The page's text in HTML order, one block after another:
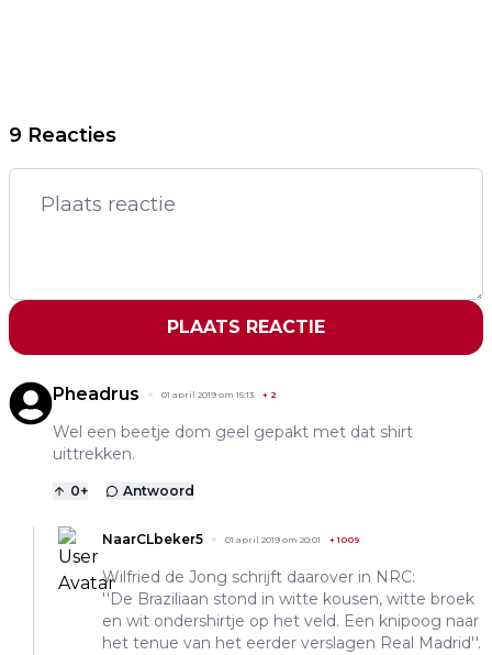
9 Reacties
PLAATS REACTIE
Pheadrus 01 april 2019 om 15:13 + 2
Wel een beetje dom geel gepakt met dat shirt
uittrekken.
0+ Antwoord
NaarCLbeker5 01 april 2019 om 20:01 +1009
Wilfried de Jong schrijft daarover in NRC:
''De Braziliaan stond in witte kousen, witte broek
en wit ondershirtje op het veld. Een knipoog naar
het tenue van het eerder verslagen Real Madrid''.